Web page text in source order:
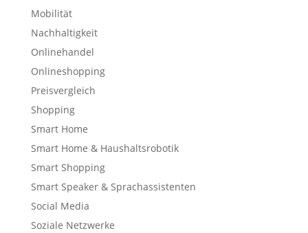
Mobilität
Nachhaltigkeit
Onlinehandel
Onlineshopping
Preisvergleich
Shopping
Smart Home
Smart Home & Haushaltsrobotik
Smart Shopping
Smart Speaker & Sprachassistenten
Social Media
Soziale Netzwerke